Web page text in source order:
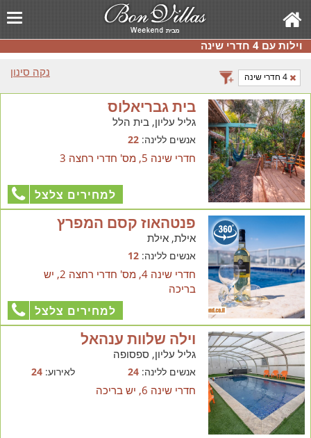
וילות עם 4 חדרי שינה
נקה סינון
4 חדרי שינה
בית גבריאלוס
גליל עליון, בית הלל
אנשים ללינה:22
חדרי שינה 5, מס' חדרי רחצה 3
למחירים צלצל
פנטהאוז קסם המפרץ
אילת, אילת
אנשים ללינה:12
חדרי שינה 4, מס' חדרי רחצה 2, יש
בריכה
למחירים צלצל
וילה שלוות ענהאל
גליל עליון, ספסופה
אנשים ללינה:24 לאירוע:24
חדרי שינה 6, יש בריכה